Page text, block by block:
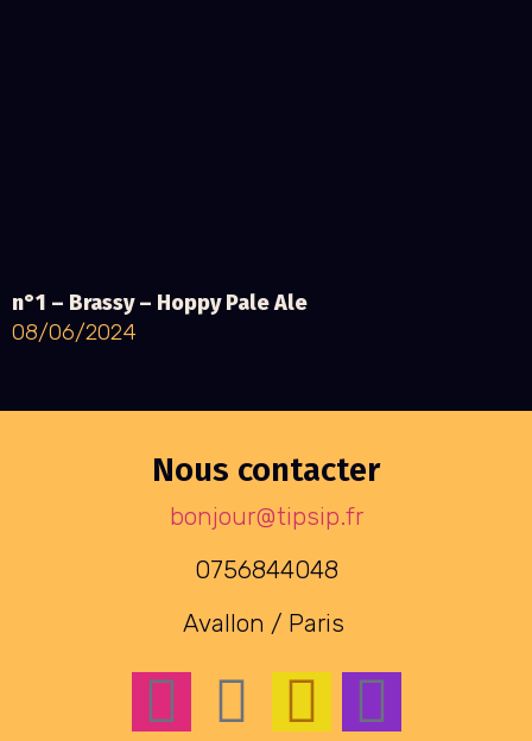
n°1 – Brassy – Hoppy Pale Ale
08/06/2024
Nous contacter
bonjour@tipsip.fr
0756844048
Avallon / Paris